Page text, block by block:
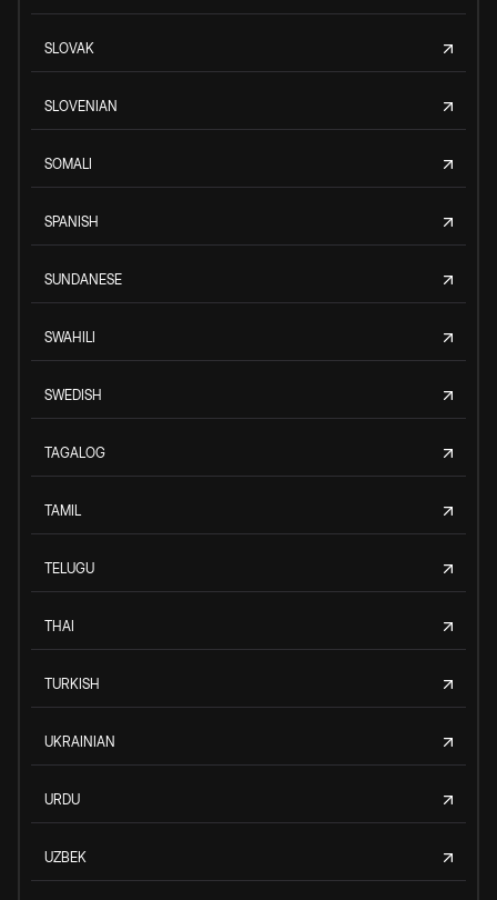
SLOVAK
SLOVENIAN
SOMALI
SPANISH
SUNDANESE
SWAHILI
SWEDISH
TAGALOG
TAMIL
TELUGU
THAI
TURKISH
UKRAINIAN
URDU
UZBEK